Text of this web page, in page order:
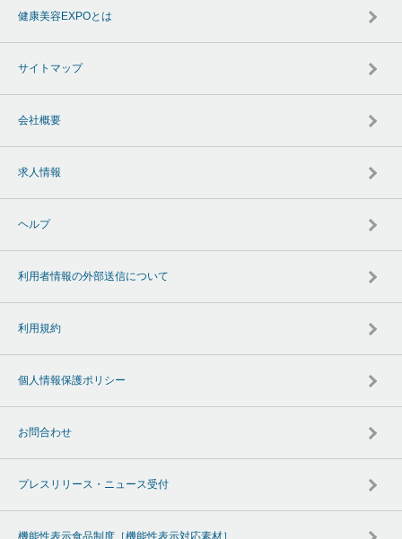
健康美容EXPOとは
サイトマップ
会社概要
求人情報
ヘルプ
利用者情報の外部送信について
利用規約
個人情報保護ポリシー
お問合わせ
プレスリリース・ニュース受付